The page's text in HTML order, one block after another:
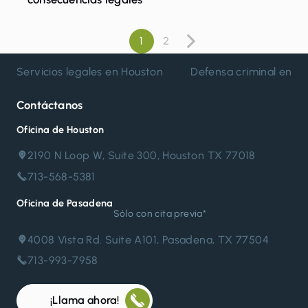
Paginación
de
1 2
Siguiente
Servicios legales en Houston
Defensa criminal en
Contáctanos
Oficina de Houston
2190 N Loop W, Suite 300, Houston TX 77018
713-568-5381
Oficina de Pasadena
Sólo con cita previa*
4008 Vista Rd. Suite A101, Pasadena, TX 77504
713-993-7958
¡Llama ahora!